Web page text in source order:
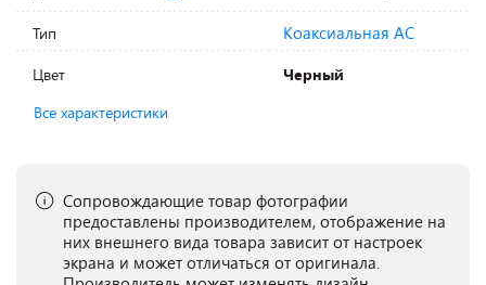
Тип Коаксиальная АС
Цвет
Черный
Все характеристики
Сопровождающие товар фотографии
предоставлены производителем, отображение на
них внешнего вида товара зависит от настроек
экрана и может отличаться от оригинала.